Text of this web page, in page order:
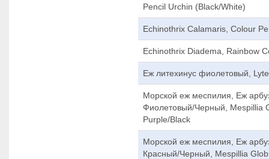
Pencil Urchin (Black/White)
Echinothrix Calamaris, Colour
Echinothrix Diadema, Rainbow
Еж литехинус фиолетовый,
Морской еж меспилия, Еж
Фиолетовый/Черный, Mespillia
Purple/Black
Морской еж меспилия, Еж
Красный/Черный, Mespillia